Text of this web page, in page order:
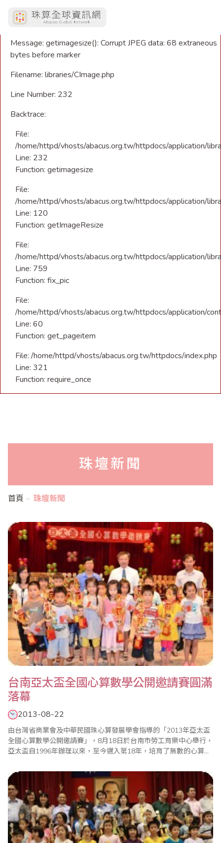
A PHP Error was encountered
Severity: Warning
Message: getimagesize(): Corrupt JPEG data: 68 extraneous
bytes before marker
Filename: libraries/CImage.php
Line Number: 232
Backtrace:
File:
/home/httpd/vhosts/abacus.org.tw/httpdocs/application/
Line: 232
Function: getimagesize
File:
/home/httpd/vhosts/abacus.org.tw/httpdocs/application/
Line: 120
Function: getImageResize
File:
/home/httpd/vhosts/abacus.org.tw/httpdocs/application/
Line: 759
Function: fix_pic
File:
/home/httpd/vhosts/abacus.org.tw/httpdocs/application/
Line: 60
Function: get_pageitem
File: /home/httpd/vhosts/abacus.org.tw/httpdocs/index.php
Line: 321
Function: require_once
珠壇新聞
首頁 珠壇新聞
台南亞太盃全國心算數學公開邀請賽圓滿
落幕
2013-08-22
由台灣省商業會及中華民國珠心算發展學會指導的「2013年亞太盃
全國心算數學公開邀請賽」，8月18日於台南市勞工育樂中心舉行，
亞太盃自1996年辦理以來，至今邁入第18年，培育了無數的心算數
友藉由比賽體會「一分耕耘、一分收穫」的學習道理。整個比賽依
據大會程序表進行，加上細心的評分統計，最後圓滿結束。 今年亞
太盃賽事總計邀請北、中、南計六..